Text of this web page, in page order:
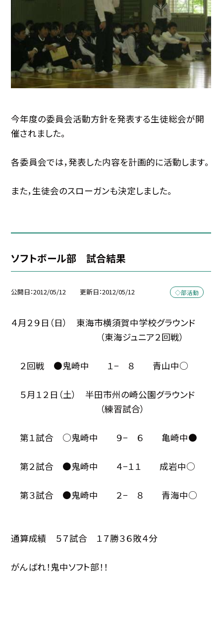
今年度の委員会活動方針を発表する生徒総会が開
催されました。
各委員会では，発表した内容を計画的に活動します。
また，生徒会のスローガンも決定しました。
ソフトボール部 試合結果
公開日 2012/05/12 更新日 2012/05/12 ◇部活動
４月２９日（日） 東海市横須賀中学校グラウンド
（東海ジュニア２回戦）
２回戦 ●鬼崎中 １− ８ 青山中○
５月１２日（土） 半田市州の崎公園グラウンド
（練習試合）
第１試合 ○鬼崎中 ９− ６ 亀崎中●
第２試合 ●鬼崎中 ４−１１ 成岩中○
第３試合 ●鬼崎中 ２− ８ 青海中○
通算成績 ５７試合 １７勝３６敗４分
がんばれ！鬼中ソフト部！！